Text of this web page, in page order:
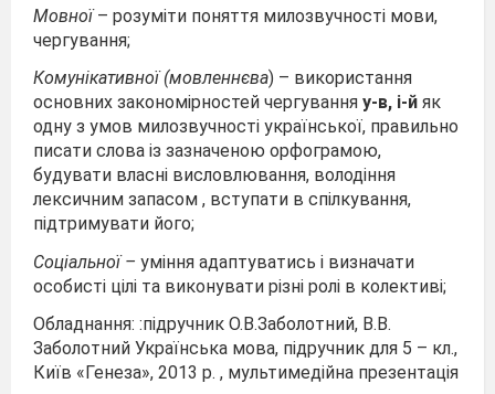
Мовної– розуміти поняття милозвучності мови,
чергування;
Комунікативної (мовленнєва) – використання
основних закономірностей чергування у-в, і-й як
одну з умов милозвучності української, правильно
писати слова із зазначеною орфограмою,
будувати власні висловлювання, володіння
лексичним запасом , вступати в спілкування,
підтримувати його;
Соціальної – уміння адаптуватись і визначати
особисті цілі та виконувати різні ролі в колективі;
Обладнання: :підручник О.В.Заболотний, В.В.
Заболотний Українська мова, підручник для 5 – кл.,
Київ «Генеза», 2013 р. , мультимедійна презентація